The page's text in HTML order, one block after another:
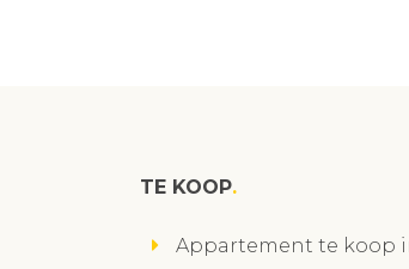
TE KOOP
Appartement te koop